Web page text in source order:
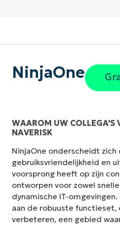
NinjaOne
WAAROM UW COLLEGA'S
NAVERISK
NinjaOne onderscheidt
gebruiksvriendelijkheid en
voorsprong heeft op zijn
ontworpen voor zowel
dynamische IT-
aan de robuuste
verbeteren, een gebied
"NinjaOne is
interface
installatie
duidelijk
te
Ryan